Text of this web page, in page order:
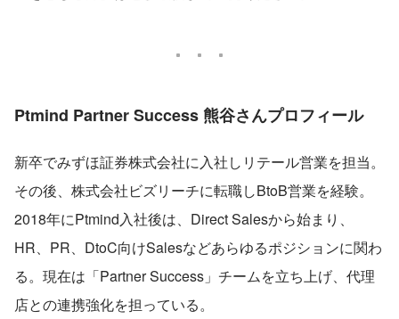
Ptmind Partner Success 熊谷さんプロフィール
新卒でみずほ証券株式会社に入社しリテール営業を担当。
その後、株式会社ビズリーチに転職しBtoB営業を経験。
2018年にPtmind入社後は、Direct Salesから始まり、
HR、PR、DtoC向けSalesなどあらゆるポジションに関わ
る。現在は「Partner Success」チームを立ち上げ、代理
店との連携強化を担っている。